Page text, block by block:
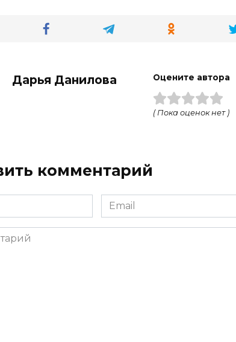
Дарья Данилова Оцените автора
( Пока оценок нет )
комментарий
Email
*